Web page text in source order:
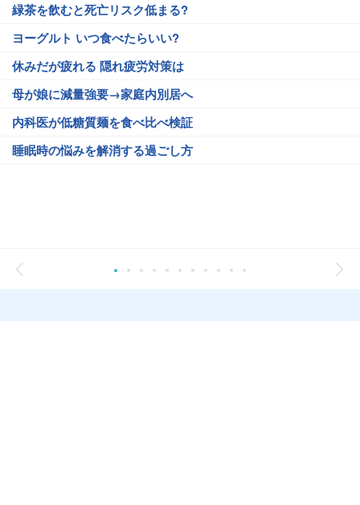
緑茶を飲むと死亡リスク低まる?
ヨーグルト いつ食べたらいい?
休みだが疲れる 隠れ疲労対策は
母が娘に減量強要→家庭内別居へ
内科医が低糖質麺を食べ比べ検証
睡眠時の悩みを解消する過ごし方